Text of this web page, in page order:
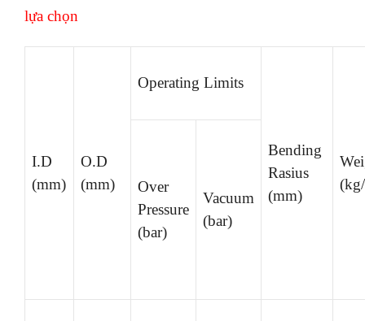
lựa chọn
I.D
(mm)
O.D
(mm)
Operating Limits
Bending
Rasius
(mm)
Over
Pressure
(bar)
Vacuum
(bar)